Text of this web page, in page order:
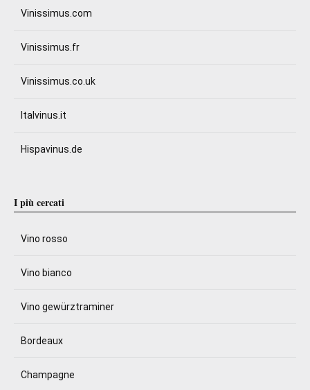
Vinissimus.com
Vinissimus.fr
Vinissimus.co.uk
Italvinus.it
Hispavinus.de
I più cercati
Vino rosso
Vino bianco
Vino gewürztraminer
Bordeaux
Champagne